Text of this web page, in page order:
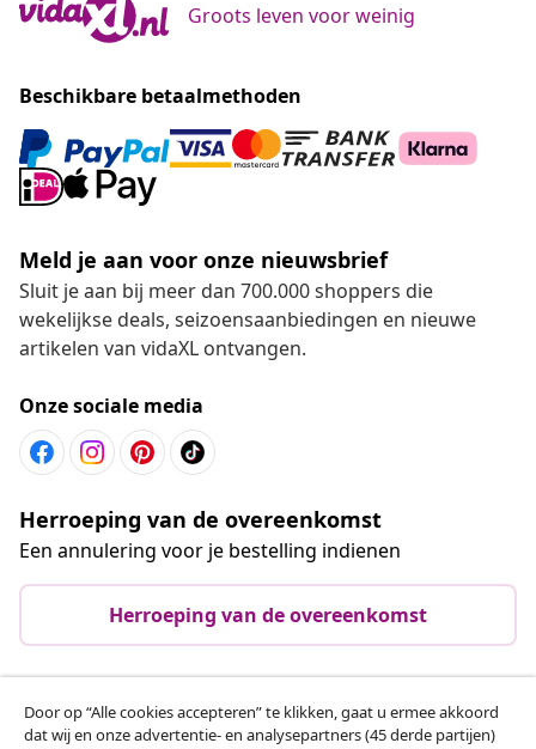
Groots leven voor weinig
Beschikbare betaalmethoden
Meld je aan voor onze nieuwsbrief
Sluit je aan bij meer dan 700.000 shoppers die
wekelijkse deals, seizoensaanbiedingen en nieuwe
artikelen van vidaXL ontvangen.
Onze sociale media
Herroeping van de overeenkomst
Een annulering voor je bestelling indienen
Herroeping van de overeenkomst
Klantenservice
Door op “Alle cookies accepteren” te klikken, gaat u ermee akkoord
dat wij en onze advertentie- en analysepartners (45 derde partijen)